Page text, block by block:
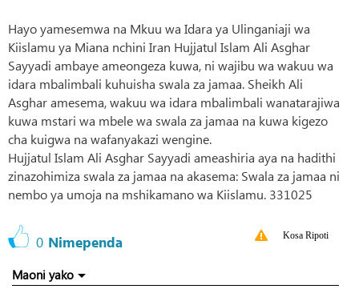
Hayo yamesemwa na Mkuu wa Idara ya Ulinganiaji wa
Kiislamu ya Miana nchini Iran Hujjatul Islam Ali Asghar
Sayyadi ambaye ameongeza kuwa, ni wajibu wa wakuu wa
idara mbalimbali kuhuisha swala za jamaa. Sheikh Ali
Asghar amesema, wakuu wa idara mbalimbali wanatarajiwa
kuwa mstari wa mbele wa swala za jamaa na kuwa kigezo
cha kuigwa na wafanyakazi wengine.
Hujjatul Islam Ali Asghar Sayyadi ameashiria aya na hadithi
zinazohimiza swala za jamaa na akasema: Swala za jamaa ni
nembo ya umoja na mshikamano wa Kiislamu. 331025
0 Nimependa Kosa Ripoti
Maoni yako